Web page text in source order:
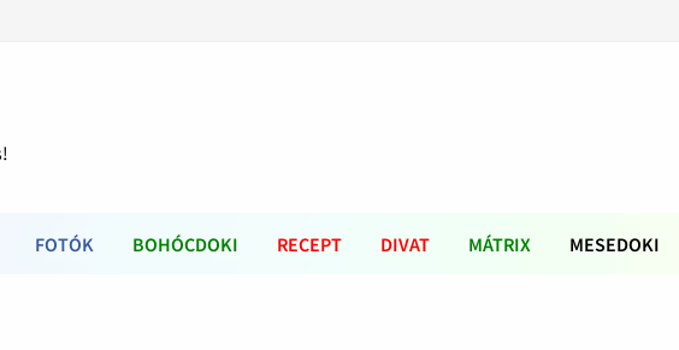
FOTÓK BOHÓCDOKI RECEPT DIVAT MÁTRIX MESEDOKI